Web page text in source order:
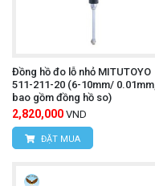
Đồng hồ đo lỗ nhỏ MITUTOYO
511-211-20 (6-10mm/ 0.01mm,
bao gồm đồng hồ so)
2,820,000 VND
ĐẶT MUA